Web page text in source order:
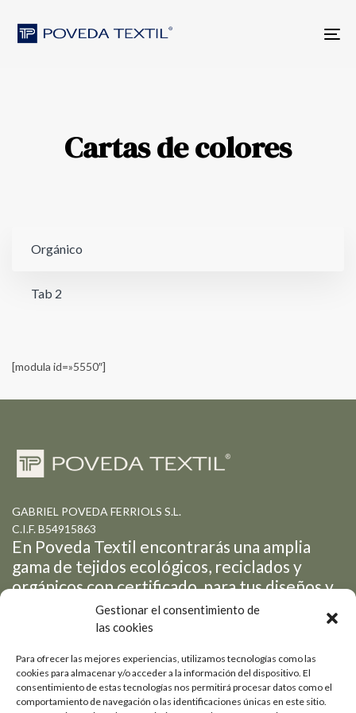
Gestionar el consentimiento de
las cookies
Para ofrecer las mejores experiencias, utilizamos tecnologías como las
cookies para almacenar y/o acceder a la información del dispositivo. El
consentimiento de estas tecnologías nos permitirá procesar datos como el
comportamiento de navegación o las identificaciones únicas en este sitio.
links
primary
Cartas de colores
Orgánico
Tab 2
[modula id=»5550″]
GABRIEL POVEDA FERRIOLS S.L.
C.I.F. B54915863
En Poveda Textil encontrarás una amplia
gama de tejidos ecológicos, reciclados y
orgánicos con certificado, para tus diseños y
creaciones de moda.
Petrer
Pol. Ind. Salinetas - Avda
+ 34 965 05 31 24